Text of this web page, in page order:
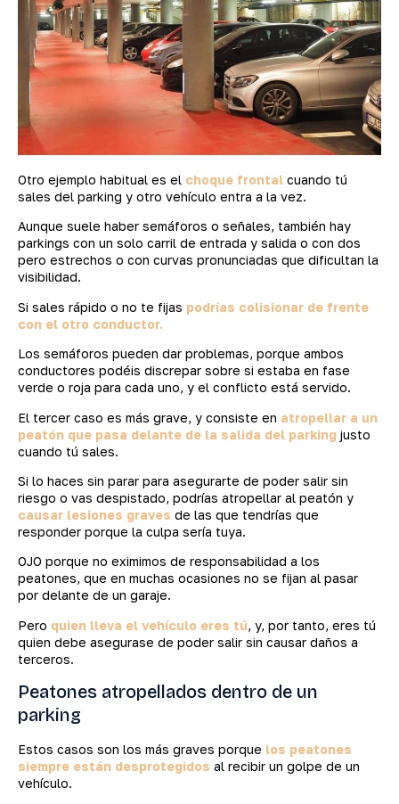
Otro ejemplo habitual es el choque frontal cuando tú
sales del parking y otro vehículo entra a la vez.
Aunque suele haber semáforos o señales, también hay
parkings con un solo carril de entrada y salida o con dos
pero estrechos o con curvas pronunciadas que dificultan la
visibilidad.
Si sales rápido o no te fijas podrías colisionar de frente
con el otro conductor.
Los semáforos pueden dar problemas, porque ambos
conductores podéis discrepar sobre si estaba en fase
verde o roja para cada uno, y el conflicto está servido.
El tercer caso es más grave, y consiste en atropellar a un
peatón que pasa delante de la salida del parking justo
cuando tú sales.
Si lo haces sin parar para asegurarte de poder salir sin
riesgo o vas despistado, podrías atropellar al peatón y
causar lesiones graves de las que tendrías que
responder porque la culpa sería tuya.
OJO porque no eximimos de responsabilidad a los
peatones, que en muchas ocasiones no se fijan al pasar
por delante de un garaje.
Pero quien lleva el vehículo eres tú, y, por tanto, eres tú
quien debe asegurase de poder salir sin causar daños a
terceros.
Peatones atropellados dentro de un
parking
Estos casos son los más graves porque los peatones
siempre están desprotegidos al recibir un golpe de un
vehículo.